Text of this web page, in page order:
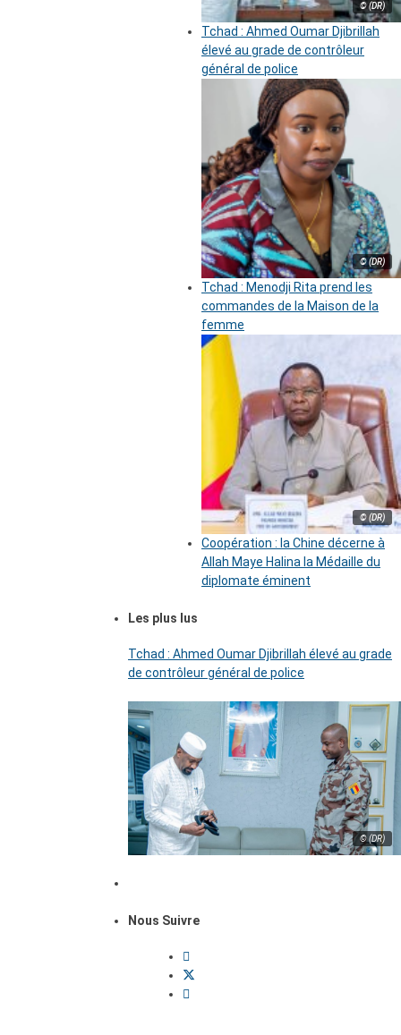
© (DR)
Tchad : Ahmed Oumar Djibrillah
élevé au grade de contrôleur
général de police
© (DR)
Tchad : Menodji Rita prend les
commandes de la Maison de la
femme
© (DR)
Coopération : la Chine décerne à
Allah Maye Halina la Médaille du
diplomate éminent
Les plus lus
Tchad : Ahmed Oumar Djibrillah élevé au grade
de contrôleur général de police
© (DR)
Nous Suivre